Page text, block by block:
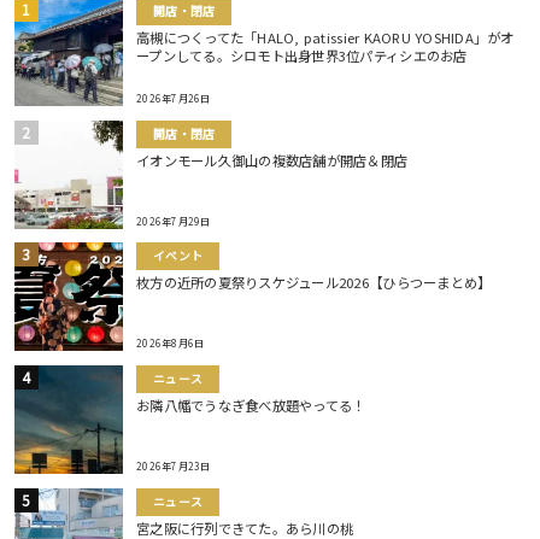
開店・閉店
高槻につくってた「HALO, patissier KAORU YOSHIDA」がオ
ープンしてる。シロモト出身世界3位パティシエのお店
2026年7月26日
開店・閉店
イオンモール久御山の複数店舗が開店＆閉店
2026年7月29日
イベント
枚方の近所の夏祭りスケジュール2026【ひらつーまとめ】
2026年8月6日
ニュース
お隣八幡でうなぎ食べ放題やってる！
2026年7月23日
ニュース
宮之阪に行列できてた。あら川の桃